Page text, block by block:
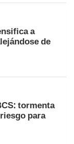
a
de
tormenta
para